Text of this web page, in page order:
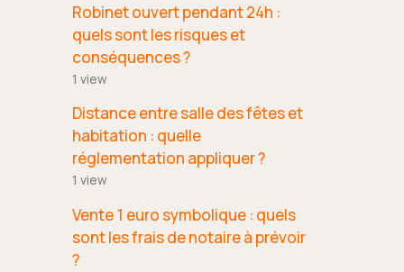
Robinet ouvert pendant 24h :
quels sont les risques et
conséquences ?
1 view
Distance entre salle des fêtes et
habitation : quelle
réglementation appliquer ?
1 view
Vente 1 euro symbolique : quels
sont les frais de notaire à prévoir
?